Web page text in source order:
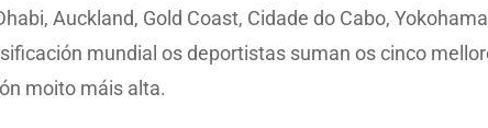
Auckland, Gold Coast, Cidade do Cabo,
mundial os deportistas suman os cinco
moito máis alta.